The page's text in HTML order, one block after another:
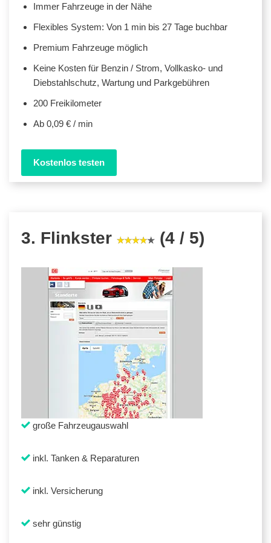
Immer Fahrzeuge in der Nähe
Flexibles System: Von 1 min bis 27 Tage buchbar
Premium Fahrzeuge möglich
Keine Kosten für Benzin / Strom, Vollkasko- und
Diebstahlschutz, Wartung und Parkgebühren
200 Freikilometer
Ab 0,09 € / min
Kostenlos testen
3. Flinkster (4 / 5)
große Fahrzeugauswahl
inkl. Tanken & Reparaturen
inkl. Versicherung
sehr günstig